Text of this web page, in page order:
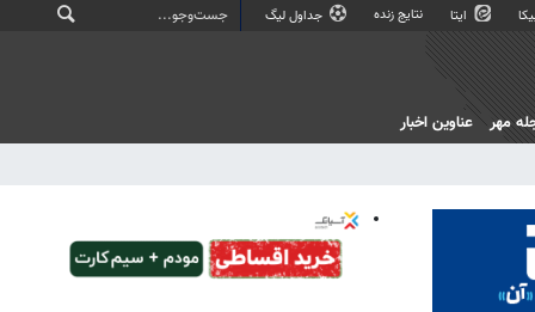
ایتا نتایج زنده جداول لیگ
مهر عناوین اخبار